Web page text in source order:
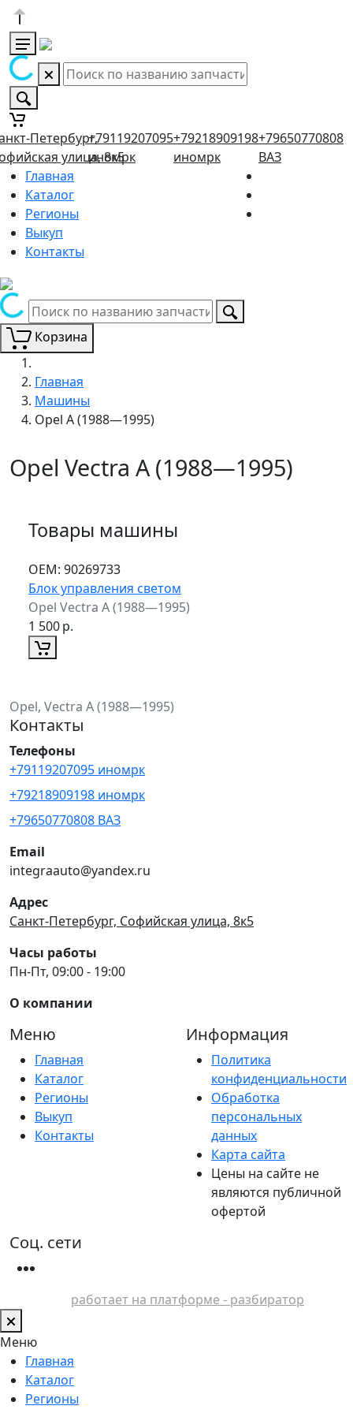
Петербург,
улица, 8к5
+79119207095
иномрк
+79218909198
иномрк
+79650770808
ВАЗ
Главная
Каталог
Регионы
Выкуп
Контакты
Корзина
Главная
Машины
Opel A (1988—1995)
Opel Vectra A (1988—1995)
Товары машины
ОЕМ: 90269733
Блок управления светом
Opel Vectra A (1988—1995)
1 500р.
Opel, Vectra A (1988—1995)
Контакты
Телефоны
+79119207095 иномрк
+79218909198 иномрк
+79650770808 ВАЗ
Email
integraauto@yandex.ru
Адрес
Санкт-Петербург, Софийская улица, 8к5
Часы работы
Пн-Пт, 09:00 - 19:00
О компании
Меню
Главная
Каталог
Регионы
Выкуп
Контакты
Информация
Политика
конфиденциальности
Обработка
персональных
данных
Карта сайта
Цены на сайте не
являются публичной
офертой
Соц. сети
работает на платформе - разбиратор
Меню
Главная
Каталог
Регионы